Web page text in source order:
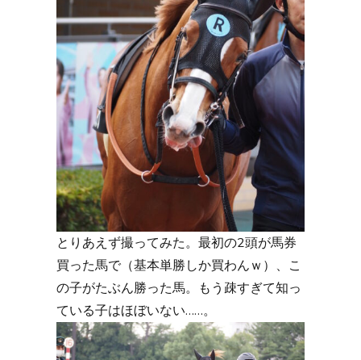
とりあえず撮ってみた。最初の2頭が馬券
買った馬で（基本単勝しか買わんｗ）、こ
の子がたぶん勝った馬。もう疎すぎて知っ
ている子はほぼいない……。